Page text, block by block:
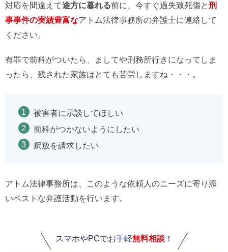
対応を間違えて途方に暮れる前に、今すぐ過失致死傷と刑
事事件の実績豊富なアトム法律事務所の弁護士に連絡して
ください。
有罪で前科がついたら、ましてや刑務所行きになってしま
ったら、残された家族はとても苦労しますね・・・。
被害者に示談してほしい
前科がつかないようにしたい
釈放を請求したい
アトム法律事務所は、このような依頼人のニーズに寄り添
いベストな弁護活動を行います。
スマホやPCでお手軽無料相談！